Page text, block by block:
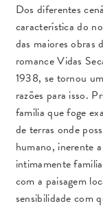
e
b
o
o
k
k
e
d
I
n
Dos diferentes
característica do
das maiores obras
romance Vidas
1938, se tornou
razões para isso.
família que foge
de terras onde
humano, inerente
intimamente
com a paisagem
sensibilidade com